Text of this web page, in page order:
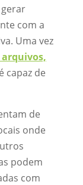
com a
Uma vez
capaz de
de
onde
podem
com